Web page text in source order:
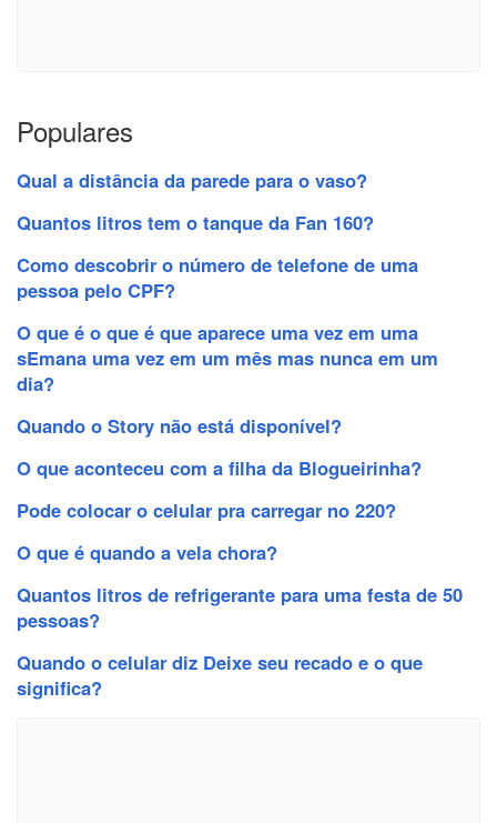
Populares
Qual a distância da parede para o vaso?
Quantos litros tem o tanque da Fan 160?
Como descobrir o número de telefone de uma
pessoa pelo CPF?
O que é o que é que aparece uma vez em uma
sEmana uma vez em um mês mas nunca em um
dia?
Quando o Story não está disponível?
O que aconteceu com a filha da Blogueirinha?
Pode colocar o celular pra carregar no 220?
O que é quando a vela chora?
Quantos litros de refrigerante para uma festa de 50
pessoas?
Quando o celular diz Deixe seu recado e o que
significa?